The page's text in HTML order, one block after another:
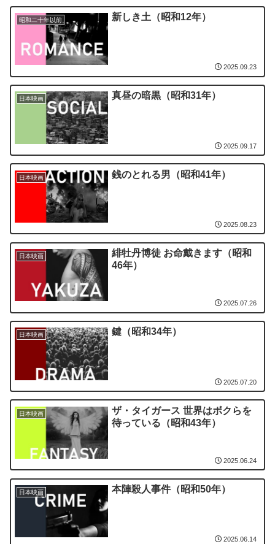
昭和二十年以前 新しき土（昭和12年）
2025.09.23
日本映画 真昼の暗黒（昭和31年）
2025.09.17
日本映画 銭のとれる男（昭和41年）
2025.08.23
日本映画
緋牡丹博徒 お命戴きます（昭和
46年）
2025.07.26
日本映画 鍵（昭和34年）
2025.07.20
日本映画
ザ・タイガース 世界はボクらを
待っている（昭和43年）
2025.06.24
日本映画 本陣殺人事件（昭和50年）
2025.06.14